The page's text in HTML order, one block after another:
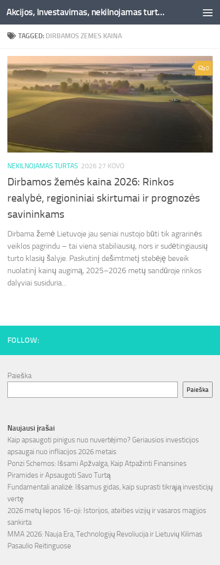
Skip to content Akcijos, Investavimas, nekilnojamas turtas, kriptovaliutos - Besociai.lt
TAGGED: DIRBAMOS ZEMES KAINA
0
NEKILNOJAMAS TURTAS 2026 27 KOVO
Dirbamos žemės kaina 2026: Rinkos
realybė, regioniniai skirtumai ir prognozės
savininkams
Dirbama žemė Lietuvoje jau seniai nustojo būti tik agrarinės
veiklos pagrindu – tai viena stabiliausių, nors ir sudėtingiausių
turto klasių šalyje. Paskutinį dešimtmetį stebėję beveik
nuolatinį kainų augimą, 2025–2026 metų sandūroje rinkos
dalyviai susiduria...
FOLLOW:
Paieška
Paieška
Naujausi įrašai
Kaip apsaugoti pinigus nuo nuvertėjimo? Geriausios investicijos
apsaugai nuo infliacijos 2026 metais
Ponzi Schemos: Išsami Apžvalga, Kaip Atpažinti Finansines
Piramides ir Apsaugoti Savo Turtą
Fundamentali analizė: Išsamus gidas, kaip suprasti tikrąją investicijų
vertę
2026 metų liepos 16-oji: Istorijos, ateities vizijų ir vasaros magijos
sankirta
MMA 2026: Nauja Era, Technologijų Revoliucija ir Lietuvių Kilimas
Pasaulio Reitinguose